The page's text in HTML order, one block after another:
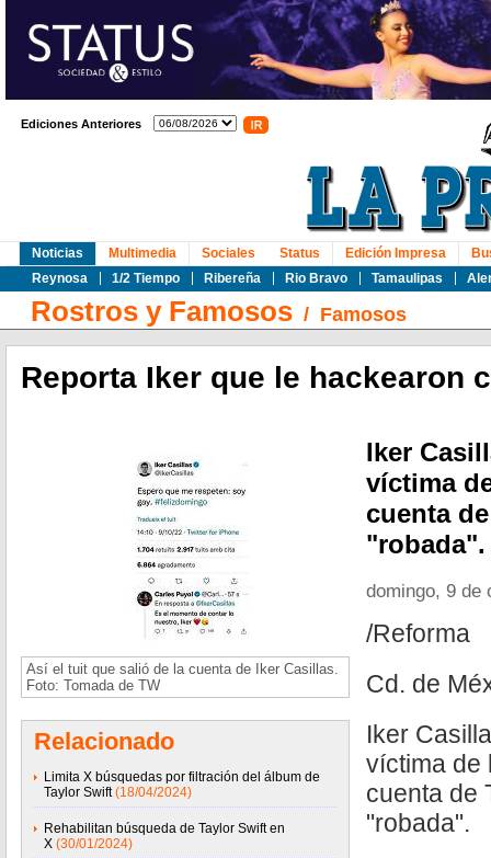
Ediciones Anteriores
Noticias
Reynosa
1/2 Tiempo Ribereña Rio Bravo Tamaulipas
Multimedia Sociales Status Edición Impresa
Rostros y Famosos / Famosos
Reporta Iker que le hackearon
Así el tuit que salió de la cuenta de Iker Casillas.
Foto: Tomada de TW
Relacionado
Limita X búsquedas por filtración del álbum de
Taylor Swift (18/04/2024)
Rehabilitan búsqueda de Taylor Swift en
X (30/01/2024)
Iker
víctima
cuenta
"robada".
domingo, 9 de
/Reforma
Cd. de
Iker
víctima de
cuenta de
"robada".